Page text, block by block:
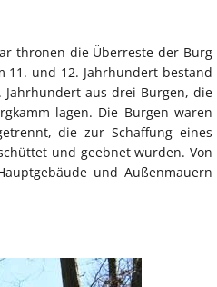
thronen die Überreste der Burg
11. und 12. Jahrhundert bestand
aus drei Burgen, die
lagen. Die Burgen waren
die zur Schaffung eines
und geebnet wurden. Von
und Außenmauern